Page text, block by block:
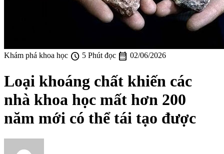
Khám phá khoa học schedule 5 Phút đọc calendar_month 02/06/2026
Loại khoáng chất khiến các
nhà khoa học mất hơn 200
năm mới có thể tái tạo được